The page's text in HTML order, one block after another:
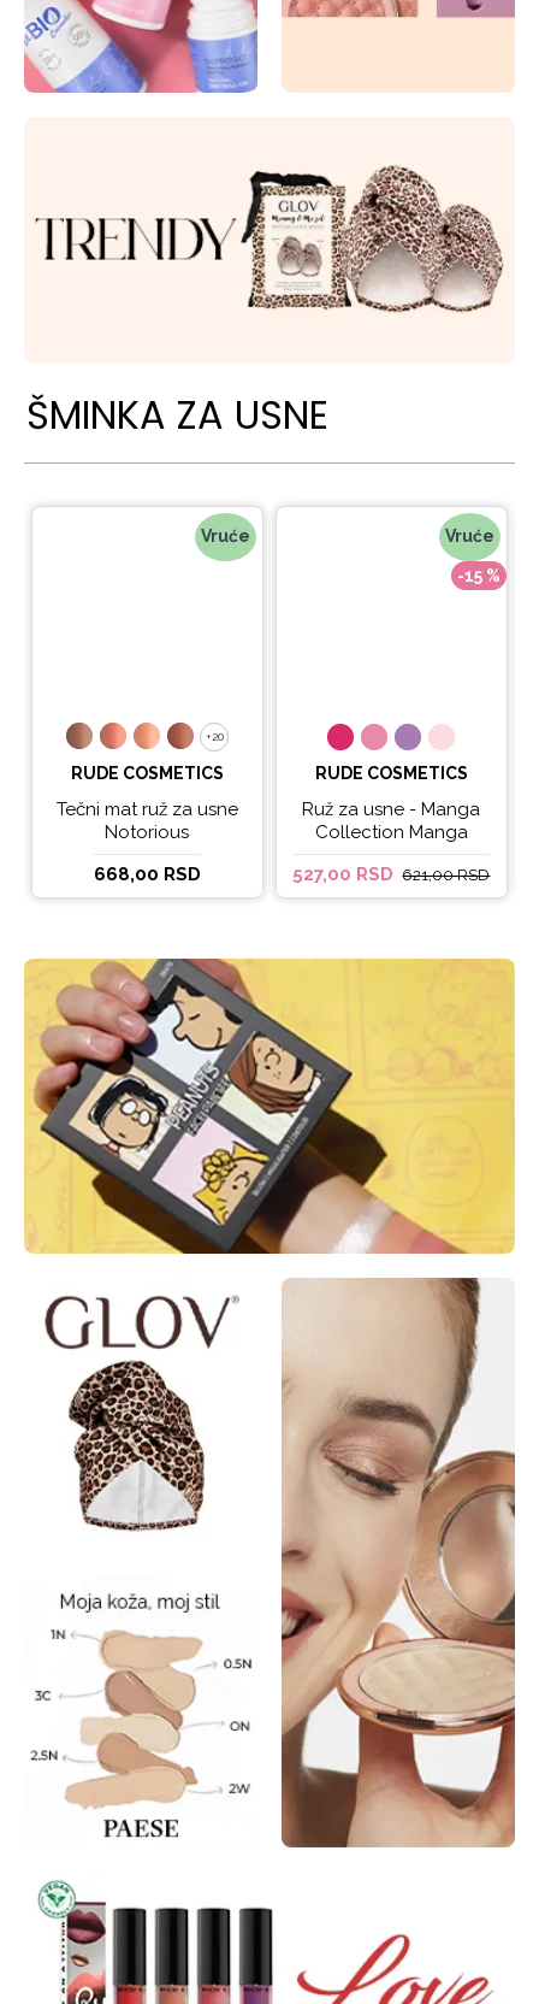
ŠMINKA ZA USNE
Vruće
+20
+20
RUDE COSMETICS
Tečni mat ruž za usne
Notorious
668,00 RSD
Vruće
-15 %
RUDE COSMETICS
Ruž za usne - Manga
Collection Manga
Sparkle Lip Oil
527,00 RSD 621,00 RSD